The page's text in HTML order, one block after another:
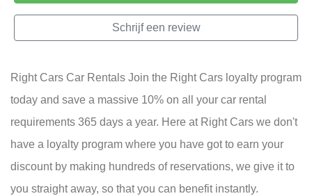
Schrijf een review
Right Cars Car Rentals Join the Right Cars loyalty program
today and save a massive 10% on all your car rental
requirements 365 days a year. Here at Right Cars we don't
have a loyalty program where you have got to earn your
discount by making hundreds of reservations, we give it to
you straight away, so that you can benefit instantly.